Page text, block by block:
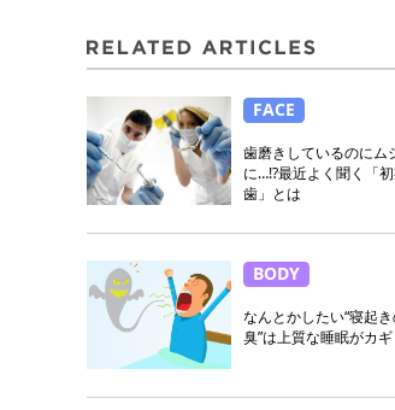
FACE
歯磨きしているのにム
に…!?最近よく聞く「
歯」とは
BODY
なんとかしたい“寝起き
臭”は上質な睡眠がカギ